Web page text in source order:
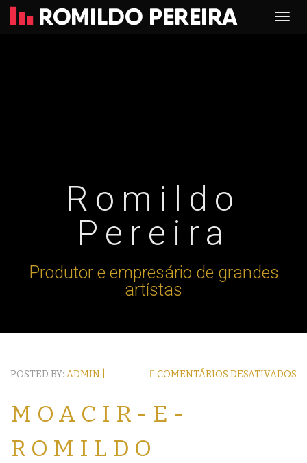
Romildo
Pereira
Produtor e empresário de grandes
artístas
POSTED BY: ADMIN | COMENTÁRIOS DESATIVADOS
MOACIR-E-
ROMILDO